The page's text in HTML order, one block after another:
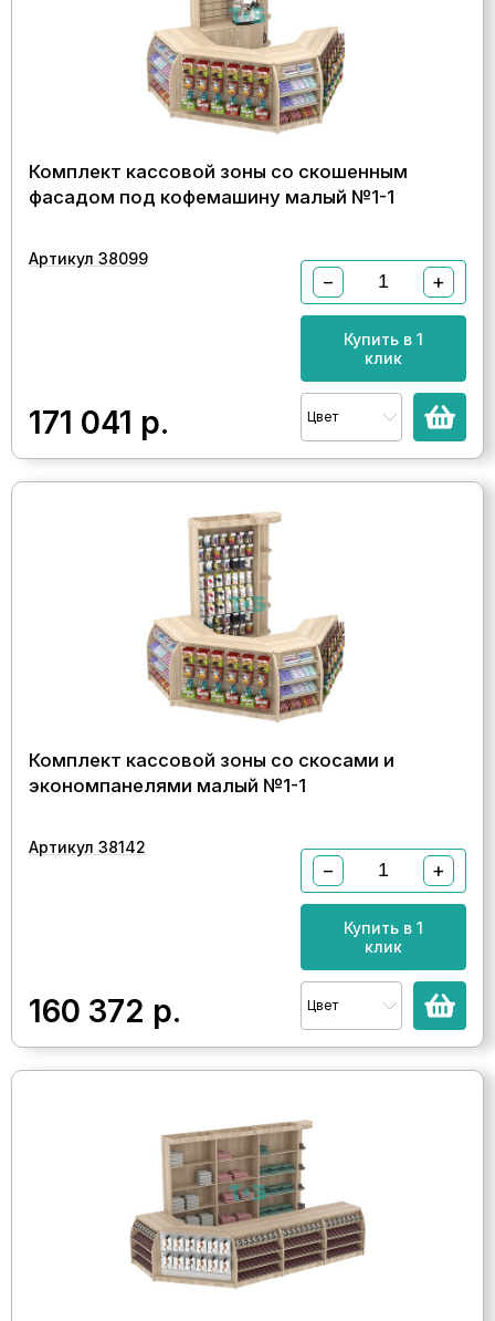
Комплект кассовой зоны со скошенным
фасадом под кофемашину малый №1-1
Артикул 38099
171 041 р.
− +
Купить в 1
клик
Цвет
Комплект кассовой зоны со скосами и
экономпанелями малый №1-1
Артикул 38142
160 372 р.
− +
Купить в 1
клик
Цвет